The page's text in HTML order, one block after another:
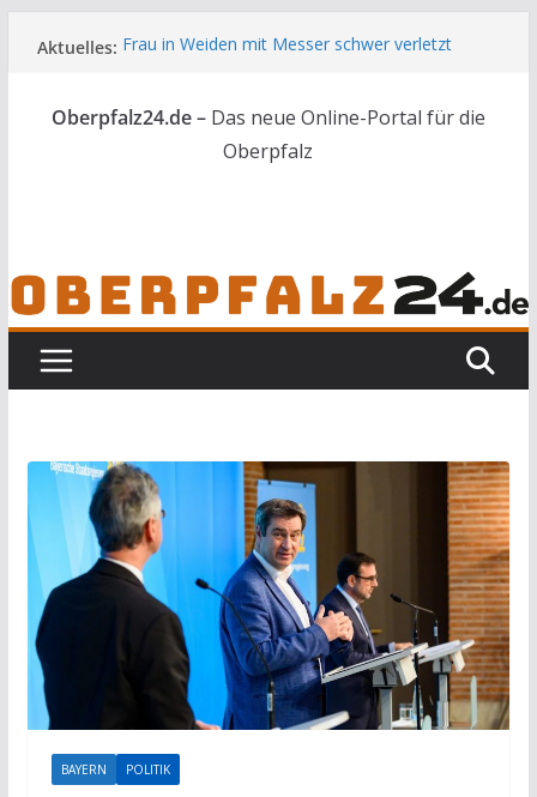
Inhalt
Aktuelles: Frau in Weiden mit Messer schwer verletzt
Ortsumgehung Waldershof ist eröffnet
Deutsch-amerikanischer Schüleraustausch zu
Gast im Landratsamt
Oberpfalz24.de – Das neue Online-Portal für die
Oberpfalz
BAYERN POLITIK